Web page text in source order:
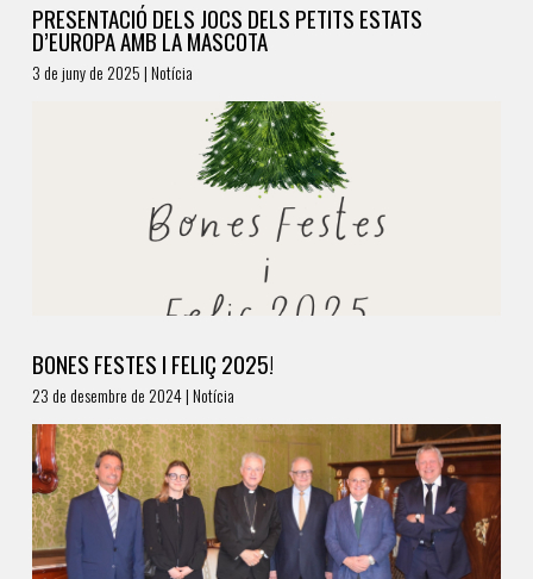
PRESENTACIÓ DELS JOCS DELS PETITS ESTATS
D’EUROPA AMB LA MASCOTA
3 de juny de 2025 | Notícia
BONES FESTES I FELIÇ 2025!
23 de desembre de 2024 | Notícia